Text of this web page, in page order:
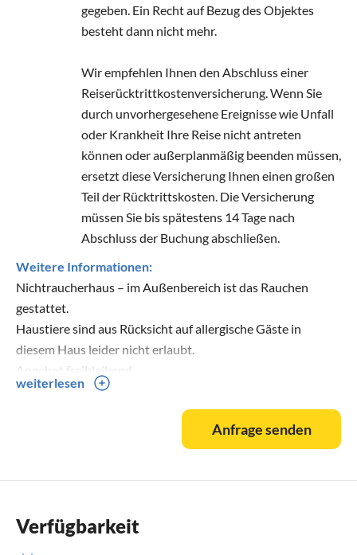
gegeben. Ein Recht auf Bezug des Objektes
besteht dann nicht mehr.
Wir empfehlen Ihnen den Abschluss einer
Reiserücktrittkostenversicherung. Wenn Sie
durch unvorhergesehene Ereignisse wie Unfall
oder Krankheit Ihre Reise nicht antreten
können oder außerplanmäßig beenden müssen,
ersetzt diese Versicherung Ihnen einen großen
Teil der Rücktrittskosten. Die Versicherung
müssen Sie bis spätestens 14 Tage nach
Abschluss der Buchung abschließen.
Weitere Informationen:
Nichtraucherhaus – im Außenbereich ist das Rauchen
gestattet.
Haustiere sind aus Rücksicht auf allergische Gäste in
diesem Haus leider nicht erlaubt.
Angebot freibleibend.
Mindestaufenthaltsdauer saisonal und feiertagsbedingt
weiterlesen
Anfrage senden
Verfügbarkeit